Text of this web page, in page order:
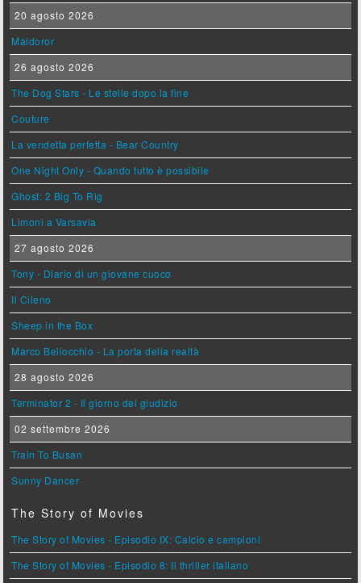
20 agosto 2026
Maldoror
26 agosto 2026
The Dog Stars - Le stelle dopo la fine
Couture
La vendetta perfetta - Bear Country
One Night Only - Quando tutto è possibile
Ghost: 2 Big To Rig
Limoni a Varsavia
27 agosto 2026
Tony - Diario di un giovane cuoco
Il Cileno
Sheep in the Box
Marco Bellocchio - La porta della realtà
28 agosto 2026
Terminator 2 - Il giorno del giudizio
02 settembre 2026
Train To Busan
Sunny Dancer
The Story of Movies
The Story of Movies - Episodio IX: Calcio e campioni
The Story of Movies - Episodio 8: Il thriller italiano